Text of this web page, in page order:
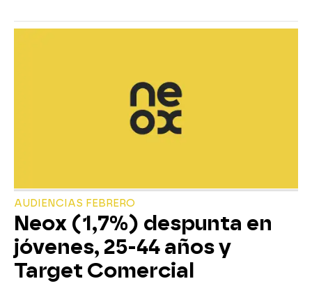
AUDIENCIAS FEBRERO
Neox (1,7%) despunta en
jóvenes, 25-44 años y
Target Comercial